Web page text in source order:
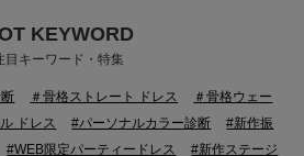
：156cmKEYWORD
目キーワード・特集
＃骨格ストレート ドレス
＃骨格ウェー
ドレス #パーソナルカラー診断
#新作振
#WEB限定パーティードレス
#新作ステージ